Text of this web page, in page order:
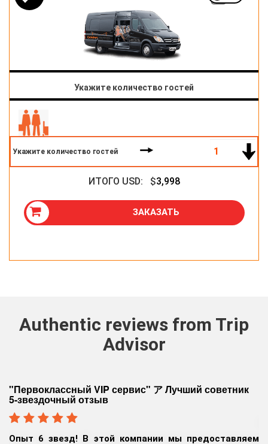
Укажите количество гостей
Укажите количество гостей
ИТОГО USD: $3,998
ЗАКАЗАТЬ
Authentic reviews from Trip
Advisor
5-* & Непревзойденный сервис VIP класса!
Это просто 6 звезд! Их девиз – превзойти ожидания -
они полностью оправдали. Все было круто начиная с